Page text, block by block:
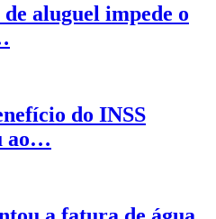
aluguel impede o
do INSS
ao…